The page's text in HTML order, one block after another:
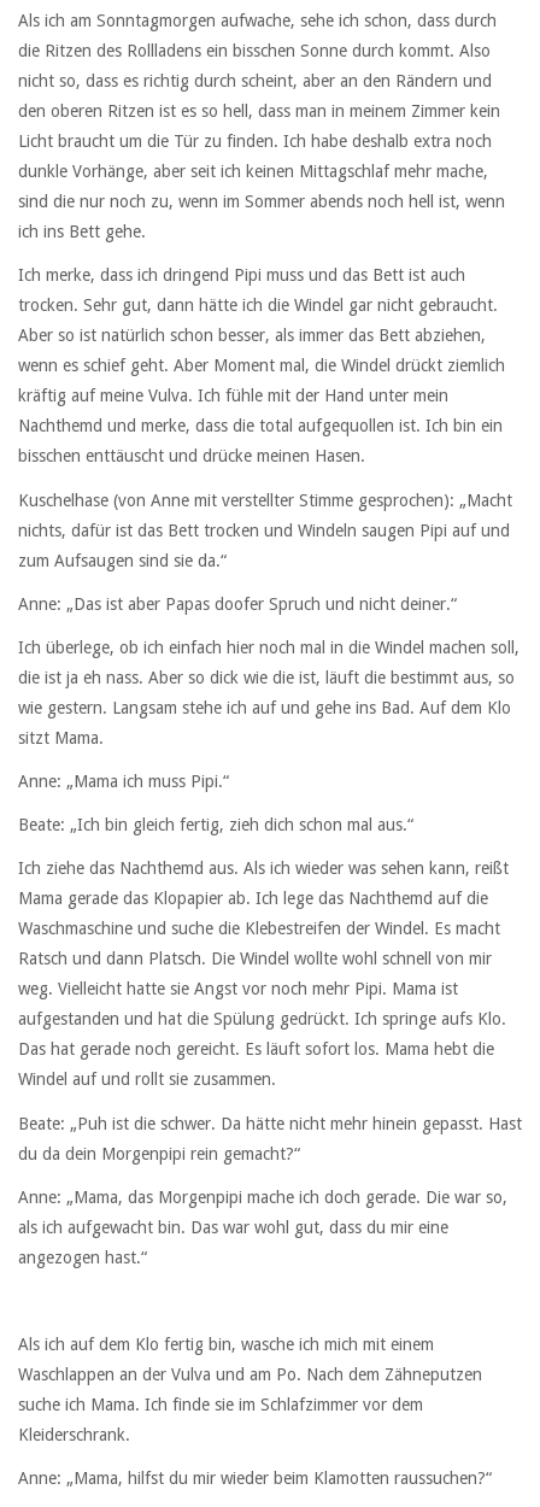
Als ich am Sonntagmorgen aufwache, sehe ich schon, dass durch
die Ritzen des Rollladens ein bisschen Sonne durch kommt. Also
nicht so, dass es richtig durch scheint, aber an den Rändern und
den oberen Ritzen ist es so hell, dass man in meinem Zimmer kein
Licht braucht um die Tür zu finden. Ich habe deshalb extra noch
dunkle Vorhänge, aber seit ich keinen Mittagschlaf mehr mache,
sind die nur noch zu, wenn im Sommer abends noch hell ist, wenn
ich ins Bett gehe.
Ich merke, dass ich dringend Pipi muss und das Bett ist auch
trocken. Sehr gut, dann hätte ich die Windel gar nicht gebraucht.
Aber so ist natürlich schon besser, als immer das Bett abziehen,
wenn es schief geht. Aber Moment mal, die Windel drückt ziemlich
kräftig auf meine Vulva. Ich fühle mit der Hand unter mein
Nachthemd und merke, dass die total aufgequollen ist. Ich bin ein
bisschen enttäuscht und drücke meinen Hasen.
Kuschelhase (von Anne mit verstellter Stimme gesprochen): „Macht
nichts, dafür ist das Bett trocken und Windeln saugen Pipi auf und
zum Aufsaugen sind sie da.“
Anne: „Das ist aber Papas doofer Spruch und nicht deiner.“
Ich überlege, ob ich einfach hier noch mal in die Windel machen soll,
die ist ja eh nass. Aber so dick wie die ist, läuft die bestimmt aus, so
wie gestern. Langsam stehe ich auf und gehe ins Bad. Auf dem Klo
sitzt Mama.
Anne: „Mama ich muss Pipi.“
Beate: „Ich bin gleich fertig, zieh dich schon mal aus.“
Ich ziehe das Nachthemd aus. Als ich wieder was sehen kann, reißt
Mama gerade das Klopapier ab. Ich lege das Nachthemd auf die
Waschmaschine und suche die Klebestreifen der Windel. Es macht
Ratsch und dann Platsch. Die Windel wollte wohl schnell von mir
weg. Vielleicht hatte sie Angst vor noch mehr Pipi. Mama ist
aufgestanden und hat die Spülung gedrückt. Ich springe aufs Klo.
Das hat gerade noch gereicht. Es läuft sofort los. Mama hebt die
Windel auf und rollt sie zusammen.
Beate: „Puh ist die schwer. Da hätte nicht mehr hinein gepasst. Hast
du da dein Morgenpipi rein gemacht?“
Anne: „Mama, das Morgenpipi mache ich doch gerade. Die war so,
als ich aufgewacht bin. Das war wohl gut, dass du mir eine
angezogen hast.“
Als ich auf dem Klo fertig bin, wasche ich mich mit einem
Waschlappen an der Vulva und am Po. Nach dem Zähneputzen
suche ich Mama. Ich finde sie im Schlafzimmer vor dem
Kleiderschrank.
Anne: „Mama, hilfst du mir wieder beim Klamotten raussuchen?“